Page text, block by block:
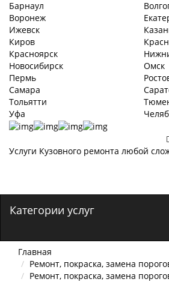
Барнаул
Воронеж
Ижевск
Киров
Красноярск
Новосибирск
Омск
Пермь
Самара
Тольятти
Уфа
Услуги Кузовного ремонта любой
Категории услуг
Главная
Ремонт, покраска, замена
Ремонт, покраска, замена